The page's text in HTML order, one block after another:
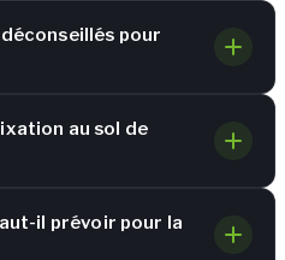
pour
au sol de
il prévoir pour la